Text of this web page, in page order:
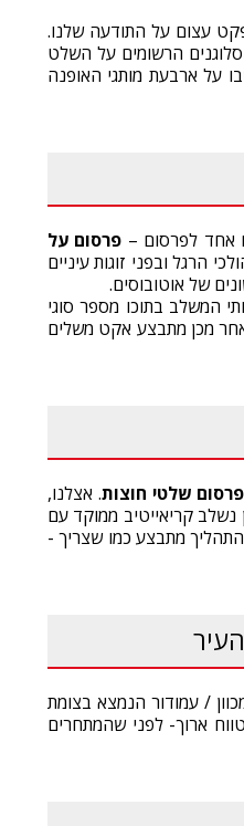
עצום על התודעה שלנו.
הרשומים על השלט
על ארבעת מותגי האופנה
אחד לפרסום – פרסום על
הרגל ובפני זוגות עיניים
של אוטובוסים.
המשלב בתוכו מספר סוגי
מכן מתבצע אקט משלים
פרסום שלטי חוצות. אצלנו,
קריאייטיב ממוקד עם
התהליך מתבצע כמו שצריך -
/ עמודור הנמצא בצומת
ארוך- לפני שהמתחרים